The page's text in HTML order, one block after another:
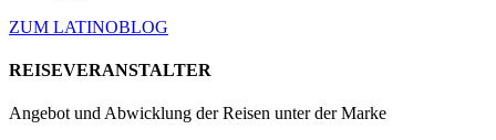
ZUM LATINOBLOG
REISEVERANSTALTER
Angebot und Abwicklung der Reisen unter der Marke